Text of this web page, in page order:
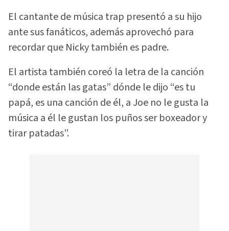
El cantante de música trap presentó a su hijo
ante sus fanáticos, además aprovechó para
recordar que Nicky también es padre.
El artista también coreó la letra de la canción
“donde están las gatas” dónde le dijo “es tu
papá, es una canción de él, a Joe no le gusta la
música a él le gustan los puños ser boxeador y
tirar patadas”.